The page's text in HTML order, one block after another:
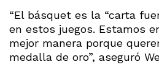
“El básquet es la “carta
en estos juegos. Estamos
mejor manera porque
medalla de oro”, aseguró